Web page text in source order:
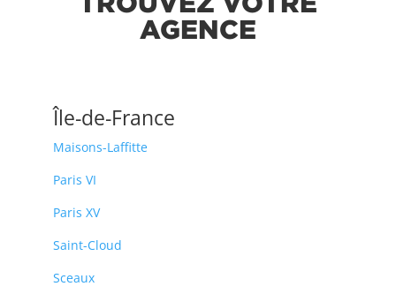
AGENCE
Île-de-France
Maisons-Laffitte
Paris VI
Paris XV
Saint-Cloud
Sceaux